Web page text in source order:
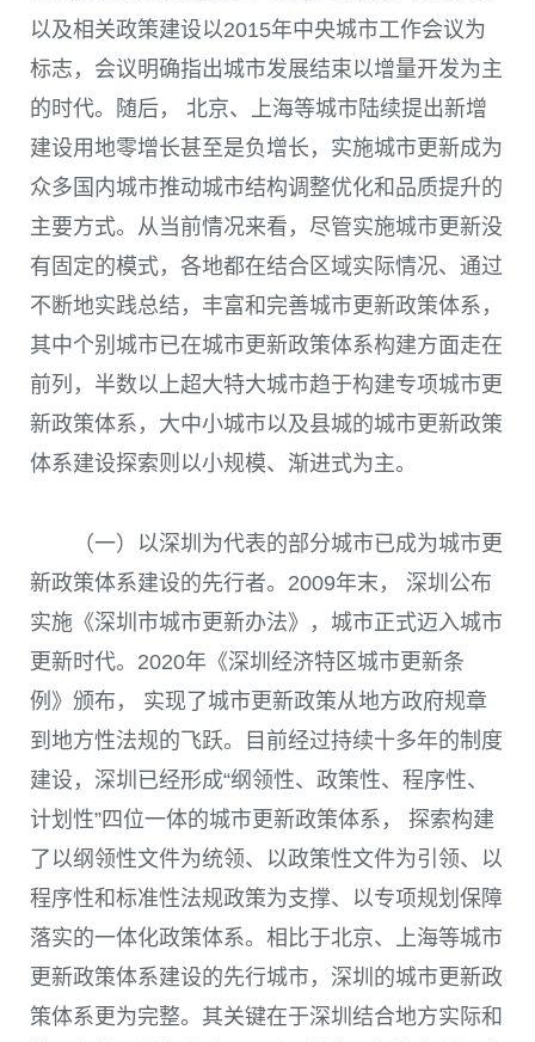
以及相关政策建设以2015年中央城市工作会议为
标志，会议明确指出城市发展结束以增量开发为主
的时代。随后， 北京、上海等城市陆续提出新增
建设用地零增长甚至是负增长，实施城市更新成为
众多国内城市推动城市结构调整优化和品质提升的
主要方式。从当前情况来看，尽管实施城市更新没
有固定的模式，各地都在结合区域实际情况、通过
不断地实践总结，丰富和完善城市更新政策体系，
其中个别城市已在城市更新政策体系构建方面走在
前列，半数以上超大特大城市趋于构建专项城市更
新政策体系，大中小城市以及县城的城市更新政策
体系建设探索则以小规模、渐进式为主。
（一）以深圳为代表的部分城市已成为城市更
新政策体系建设的先行者。 2009年末， 深圳公布
实施《深圳市城市更新办法》，城市正式迈入城市
更新时代。 2020年《深圳经济特区城市更新条
例》颁布， 实现了城市更新政策从地方政府规章
到地方性法规的飞跃。目前经过持续十多年的制度
建设，深圳已经形成“纲领性、政策性、程序性、
计划性”四位一体的城市更新政策体系， 探索构建
了以纲领性文件为统领、以政策性文件为引领、以
程序性和标准性法规政策为支撑、以专项规划保障
落实的一体化政策体系。相比于北京、上海等城市
更新政策体系建设的先行城市，深圳的城市更新政
策体系更为完整。其关键在于深圳结合地方实际和